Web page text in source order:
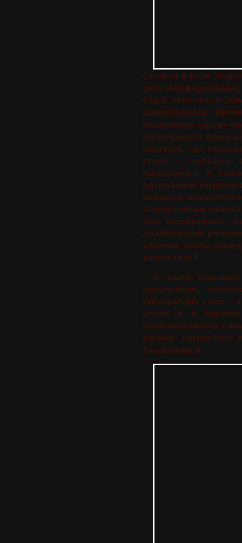
Сколько в мире
свой
будут отличаться
домовладелец.
итальянские
популярность
мастеров того
стиля – считалось
гардеробные и
сдержанной
шикарную
особого шарма и
они преображают
дизайнерским
образом, чтобы
антресолях?!
В нашей компании
гардеробную,
гардеробную у нас –
ценам и в
непосредственно с
вариант гардеробной
ожиданиям. К